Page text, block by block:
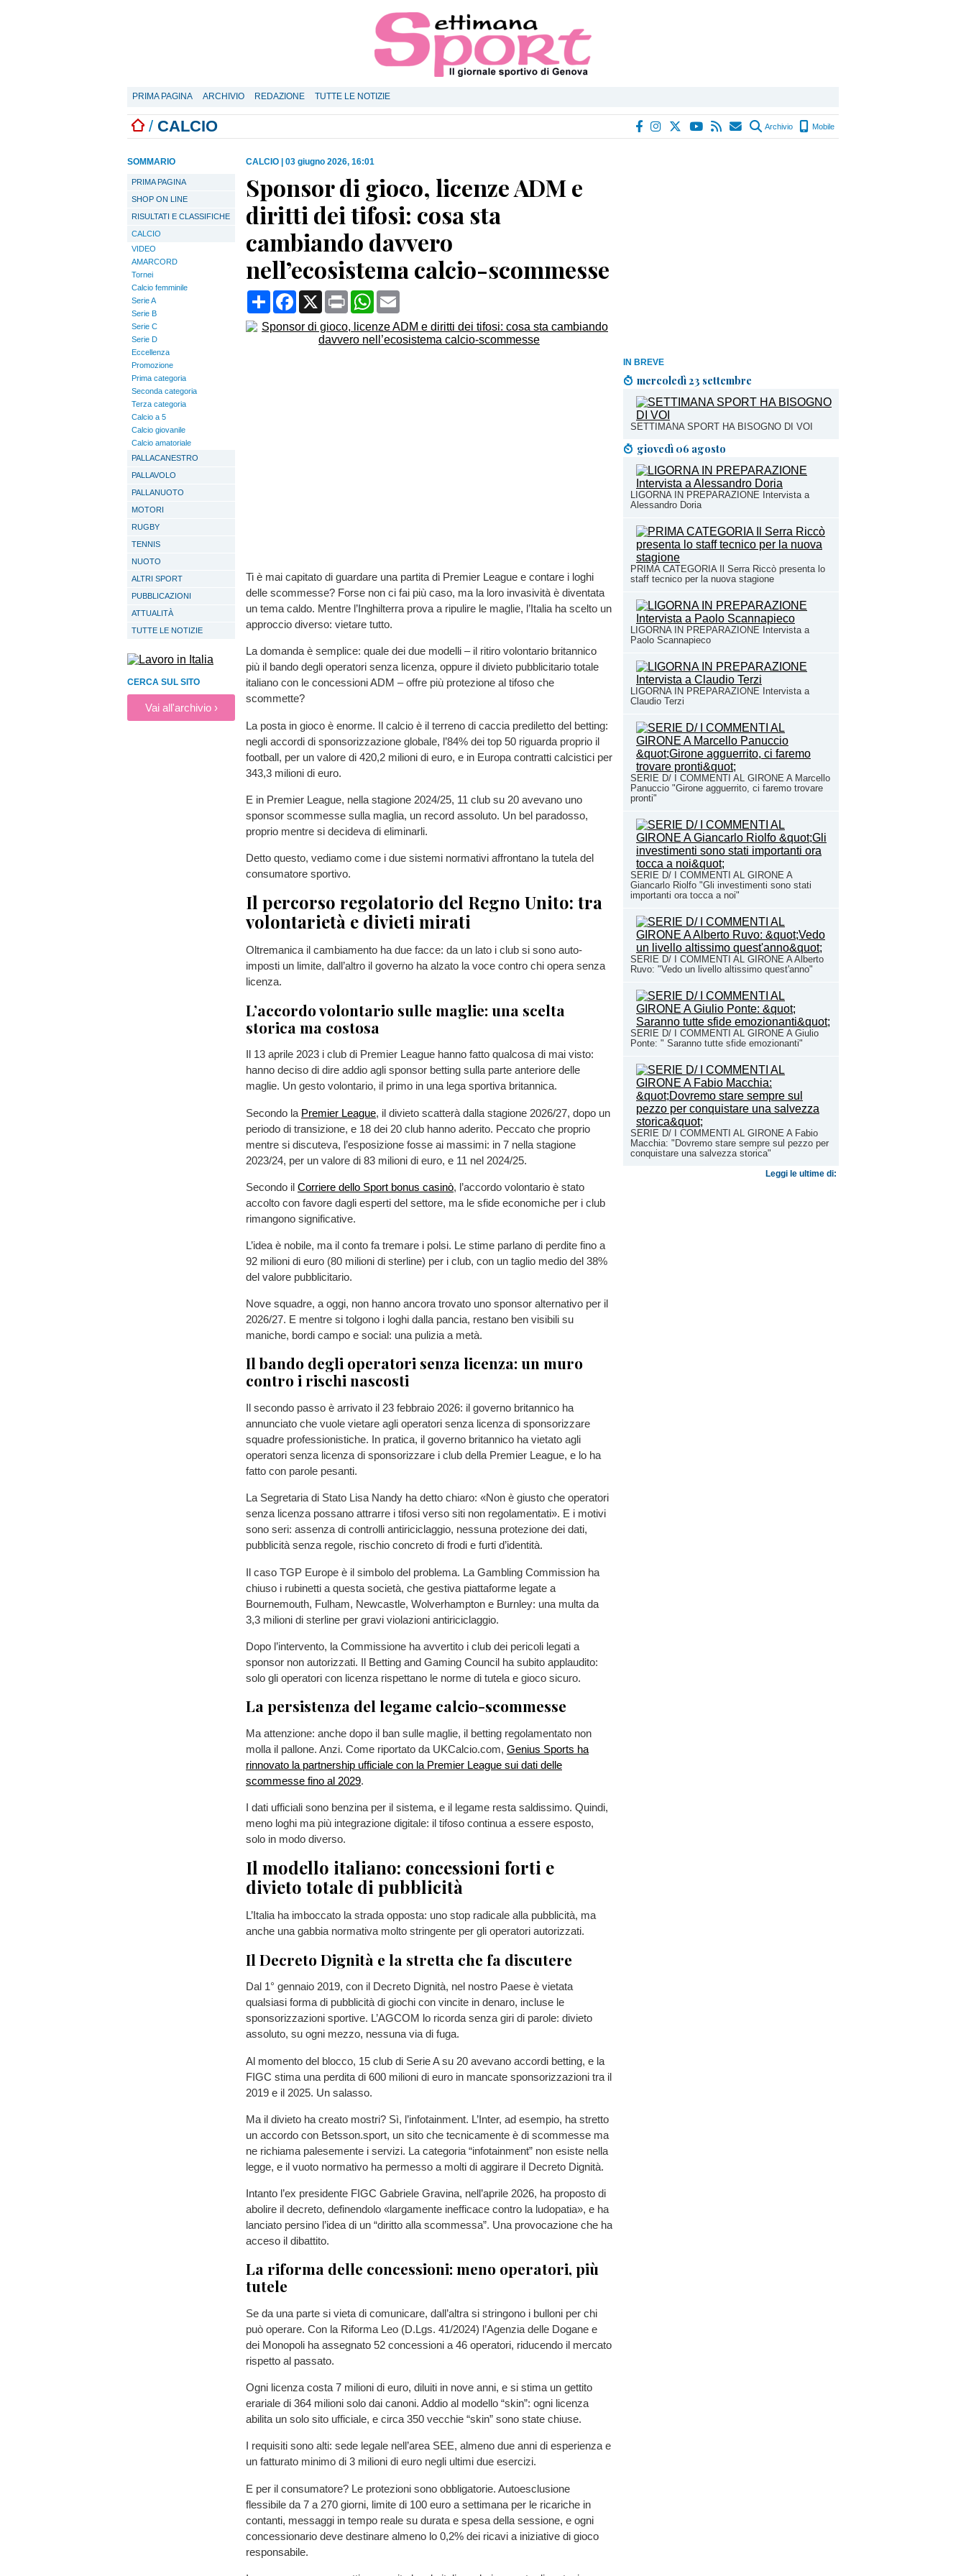
PRIMA PAGINA ARCHIVIO REDAZIONE TUTTE LE NOTIZIE
/ CALCIO Archivio Mobile
IN BREVE
mercoledì 23 settembre
SETTIMANA SPORT HA BISOGNO DI VOI
giovedì 06 agosto
LIGORNA IN PREPARAZIONE Intervista a
Alessandro Doria
PRIMA CATEGORIA Il Serra Riccò presenta lo
staff tecnico per la nuova stagione
LIGORNA IN PREPARAZIONE Intervista a
Paolo Scannapieco
LIGORNA IN PREPARAZIONE Intervista a
Claudio Terzi
SERIE D/ I COMMENTI AL GIRONE A Marcello
Panuccio "Girone agguerrito, ci faremo trovare
pronti"
SERIE D/ I COMMENTI AL GIRONE A
Giancarlo Riolfo "Gli investimenti sono stati
importanti ora tocca a noi"
SERIE D/ I COMMENTI AL GIRONE A Alberto
Ruvo: "Vedo un livello altissimo quest'anno"
SERIE D/ I COMMENTI AL GIRONE A Giulio
Ponte: " Saranno tutte sfide emozionanti"
SERIE D/ I COMMENTI AL GIRONE A Fabio
Macchia: "Dovremo stare sempre sul pezzo per
conquistare una salvezza storica"
Leggi le ultime di:
SOMMARIO
PRIMA PAGINA
SHOP ON LINE
RISULTATI E CLASSIFICHE
CALCIO
VIDEO
AMARCORD
Tornei
Calcio femminile
Serie A
Serie B
Serie C
Serie D
Eccellenza
Promozione
Prima categoria
Seconda categoria
Terza categoria
Calcio a 5
Calcio giovanile
Calcio amatoriale
PALLACANESTRO
PALLAVOLO
PALLANUOTO
MOTORI
RUGBY
TENNIS
NUOTO
ALTRI SPORT
PUBBLICAZIONI
ATTUALITÀ
TUTTE LE NOTIZIE
CERCA SUL SITO
Vai all'archivio ›
CALCIO 03 giugno 2026, 16:01
Sponsor di gioco, licenze ADM e
diritti dei tifosi: cosa sta
cambiando davvero
nell’ecosistema calcio-scommesse
CondividiFacebook
X Print WhatsApp
Ti è mai capitato di guardare una partita di Premier League e contare i loghi
delle scommesse? Forse non ci fai più caso, ma la loro invasività è diventata
un tema caldo. Mentre l’Inghilterra prova a ripulire le maglie, l’Italia ha scelto un
approccio diverso: vietare tutto.
La domanda è semplice: quale dei due modelli – il ritiro volontario britannico
più il bando degli operatori senza licenza, oppure il divieto pubblicitario totale
italiano con le concessioni ADM – offre più protezione al tifoso che
scommette?
La posta in gioco è enorme. Il calcio è il terreno di caccia prediletto del betting:
negli accordi di sponsorizzazione globale, l’84% dei top 50 riguarda proprio il
football, per un valore di 420,2 milioni di euro, e in Europa contratti calcistici per
343,3 milioni di euro.
E in Premier League, nella stagione 2024/25, 11 club su 20 avevano uno
sponsor scommesse sulla maglia, un record assoluto. Un bel paradosso,
proprio mentre si decideva di eliminarli.
Detto questo, vediamo come i due sistemi normativi affrontano la tutela del
consumatore sportivo.
Il percorso regolatorio del Regno Unito: tra
volontarietà e divieti mirati
Oltremanica il cambiamento ha due facce: da un lato i club si sono auto-
imposti un limite, dall’altro il governo ha alzato la voce contro chi opera senza
licenza.
L’accordo volontario sulle maglie: una scelta
storica ma costosa
Il 13 aprile 2023 i club di Premier League hanno fatto qualcosa di mai visto:
hanno deciso di dire addio agli sponsor betting sulla parte anteriore delle
maglie. Un gesto volontario, il primo in una lega sportiva britannica.
Secondo la Premier League, il divieto scatterà dalla stagione 2026/27, dopo un
periodo di transizione, e 18 dei 20 club hanno aderito. Peccato che proprio
mentre si discuteva, l’esposizione fosse ai massimi: in 7 nella stagione
2023/24, per un valore di 83 milioni di euro, e 11 nel 2024/25.
Secondo il Corriere dello Sport bonus casinò, l’accordo volontario è stato
accolto con favore dagli esperti del settore, ma le sfide economiche per i club
rimangono significative.
L’idea è nobile, ma il conto fa tremare i polsi. Le stime parlano di perdite fino a
92 milioni di euro (80 milioni di sterline) per i club, con un taglio medio del 38%
del valore pubblicitario.
Nove squadre, a oggi, non hanno ancora trovato uno sponsor alternativo per il
2026/27. E mentre si tolgono i loghi dalla pancia, restano ben visibili su
maniche, bordi campo e social: una pulizia a metà.
Il bando degli operatori senza licenza: un muro
contro i rischi nascosti
Il secondo passo è arrivato il 23 febbraio 2026: il governo britannico ha
annunciato che vuole vietare agli operatori senza licenza di sponsorizzare
squadre professionistiche. In pratica, il governo britannico ha vietato agli
operatori senza licenza di sponsorizzare i club della Premier League, e lo ha
fatto con parole pesanti.
La Segretaria di Stato Lisa Nandy ha detto chiaro: «Non è giusto che operatori
senza licenza possano attrarre i tifosi verso siti non regolamentati». E i motivi
sono seri: assenza di controlli antiriciclaggio, nessuna protezione dei dati,
pubblicità senza regole, rischio concreto di frodi e furti d’identità.
Il caso TGP Europe è il simbolo del problema. La Gambling Commission ha
chiuso i rubinetti a questa società, che gestiva piattaforme legate a
Bournemouth, Fulham, Newcastle, Wolverhampton e Burnley: una multa da
3,3 milioni di sterline per gravi violazioni antiriciclaggio.
Dopo l’intervento, la Commissione ha avvertito i club dei pericoli legati a
sponsor non autorizzati. Il Betting and Gaming Council ha subito applaudito:
solo gli operatori con licenza rispettano le norme di tutela e gioco sicuro.
La persistenza del legame calcio-scommesse
Ma attenzione: anche dopo il ban sulle maglie, il betting regolamentato non
molla il pallone. Anzi. Come riportato da UKCalcio.com, Genius Sports ha
rinnovato la partnership ufficiale con la Premier League sui dati delle
scommesse fino al 2029.
I dati ufficiali sono benzina per il sistema, e il legame resta saldissimo. Quindi,
meno loghi ma più integrazione digitale: il tifoso continua a essere esposto,
solo in modo diverso.
Il modello italiano: concessioni forti e
divieto totale di pubblicità
L’Italia ha imboccato la strada opposta: uno stop radicale alla pubblicità, ma
anche una gabbia normativa molto stringente per gli operatori autorizzati.
Il Decreto Dignità e la stretta che fa discutere
Dal 1° gennaio 2019, con il Decreto Dignità, nel nostro Paese è vietata
qualsiasi forma di pubblicità di giochi con vincite in denaro, incluse le
sponsorizzazioni sportive. L’AGCOM lo ricorda senza giri di parole: divieto
assoluto, su ogni mezzo, nessuna via di fuga.
Al momento del blocco, 15 club di Serie A su 20 avevano accordi betting, e la
FIGC stima una perdita di 600 milioni di euro in mancate sponsorizzazioni tra il
2019 e il 2025. Un salasso.
Ma il divieto ha creato mostri? Sì, l’infotainment. L’Inter, ad esempio, ha stretto
un accordo con Betsson.sport, un sito che tecnicamente è di scommesse ma
ne richiama palesemente i servizi. La categoria “infotainment” non esiste nella
legge, e il vuoto normativo ha permesso a molti di aggirare il Decreto Dignità.
Intanto l’ex presidente FIGC Gabriele Gravina, nell’aprile 2026, ha proposto di
abolire il decreto, definendolo «largamente inefficace contro la ludopatia», e ha
lanciato persino l’idea di un “diritto alla scommessa”. Una provocazione che ha
acceso il dibattito.
La riforma delle concessioni: meno operatori, più
tutele
Se da una parte si vieta di comunicare, dall’altra si stringono i bulloni per chi
può operare. Con la Riforma Leo (D.Lgs. 41/2024) l’Agenzia delle Dogane e
dei Monopoli ha assegnato 52 concessioni a 46 operatori, riducendo il mercato
rispetto al passato.
Ogni licenza costa 7 milioni di euro, diluiti in nove anni, e si stima un gettito
erariale di 364 milioni solo dai canoni. Addio al modello “skin”: ogni licenza
abilita un solo sito ufficiale, e circa 350 vecchie “skin” sono state chiuse.
I requisiti sono alti: sede legale nell’area SEE, almeno due anni di esperienza e
un fatturato minimo di 3 milioni di euro negli ultimi due esercizi.
E per il consumatore? Le protezioni sono obbligatorie. Autoesclusione
flessibile da 7 a 270 giorni, limite di 100 euro a settimana per le ricariche in
contanti, messaggi in tempo reale su durata e spesa della sessione, e ogni
concessionario deve destinare almeno lo 0,2% dei ricavi a iniziative di gioco
responsabile.